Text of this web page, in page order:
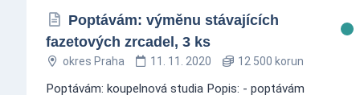
Poptávám: výměnu stávajících
fazetových zrcadel, 3 ks
okres Praha 11. 11. 2020 12 500 korun
Poptávám: koupelnová studia Popis: - poptávám